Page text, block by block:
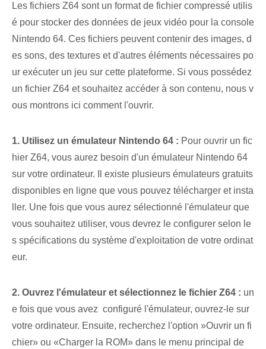
Les fichiers Z64 sont un format de fichier compressé utilis
é pour stocker des données de jeux vidéo pour la console
Nintendo 64. Ces fichiers peuvent contenir des images, d
es sons, des textures et d'autres éléments nécessaires po
ur exécuter un jeu sur cette plateforme. Si vous possédez
un fichier Z64 et souhaitez accéder à son contenu, nous v
ous montrons ici comment l'ouvrir.
1. Utilisez un émulateur Nintendo 64 : Pour ouvrir un fic
hier Z64, vous aurez besoin d'un émulateur Nintendo 64
sur votre ordinateur. Il existe plusieurs⁢ émulateurs gratuits
disponibles en ligne que vous pouvez télécharger et insta
ller. Une fois que vous aurez sélectionné l'émulateur que
vous souhaitez utiliser, vous devrez le configurer selon le
s spécifications du système d'exploitation de votre ordinat
eur.
2. Ouvrez l'émulateur et sélectionnez le fichier Z64 : ‌un
e fois que vous avez ⁤ configuré l'⁣émulateur, ouvrez-le ‌sur
votre ordinateur. Ensuite, recherchez l'option ‍»Ouvrir un fi
chier» ou «Charger la ROM»⁣ dans le menu principal de